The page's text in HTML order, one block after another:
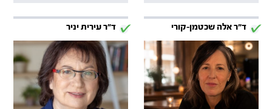
ד"ר אלה שכטמן-קורי ד"ר עירית יניר